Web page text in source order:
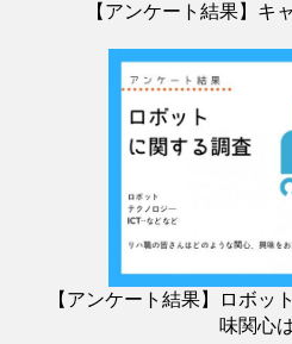
【アンケート結果】キ
【アンケート結果】ロボッ
味関心